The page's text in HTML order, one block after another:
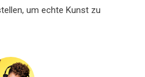
um echte Kunst zu